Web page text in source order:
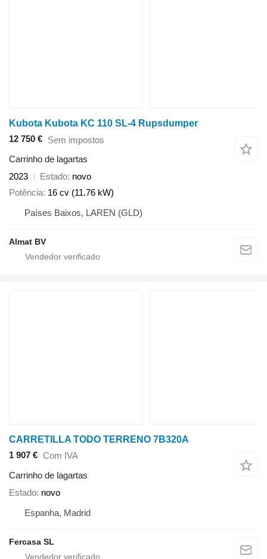
Kubota Kubota KC 110 SL-4 Rupsdumper
12 750 € Sem impostos
Carrinho de lagartas
2023
Estado novo
Potência 16 cv (11.76 kW)
Países Baixos, LAREN (GLD)
Almat BV
CARRETILLA TODO TERRENO 7B320A
1 907 € Com IVA
Carrinho de lagartas
Estado novo
Espanha, Madrid
Fercasa SL